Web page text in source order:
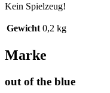
Kein Spielzeug!
Gewicht 0,2 kg
Marke
out of the blue